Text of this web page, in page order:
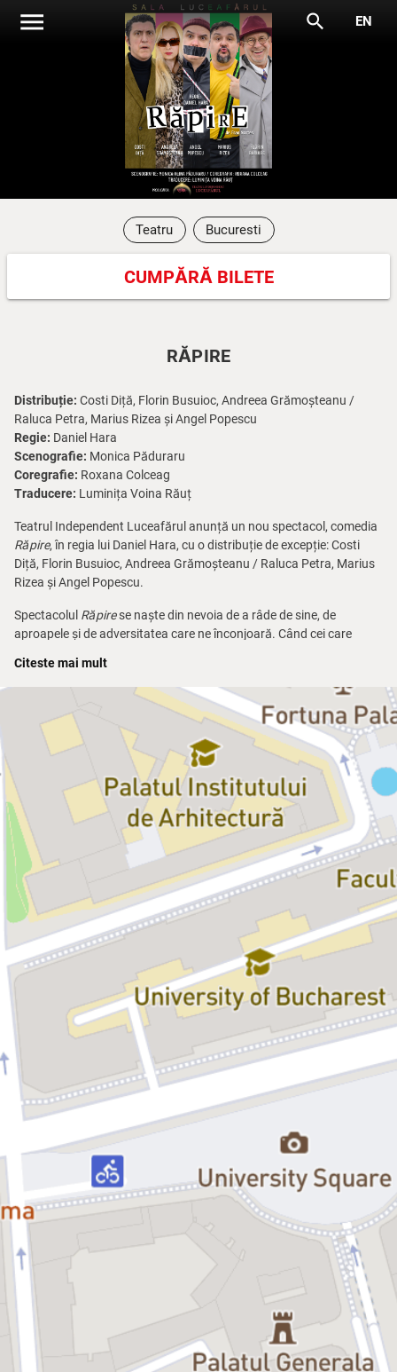
menu search EN
Teatru Bucuresti
CUMPĂRĂ BILETE
RĂPIRE
Distribuție: Costi Diță, Florin Busuioc, Andreea Grămoșteanu /
Raluca Petra, Marius Rizea și Angel Popescu
Regie: Daniel Hara
Scenografie: Monica Păduraru
Coregrafie: Roxana Colceag
Traducere: Luminița Voina Răuț
Teatrul Independent Luceafărul anunță un nou spectacol, comedia
Răpire, în regia lui Daniel Hara, cu o distribuție de excepție: Costi
Diță, Florin Busuioc, Andreea Grămoșteanu / Raluca Petra, Marius
Rizea și Angel Popescu.
Spectacolul Răpirese naște din nevoia de a râde de sine, de
aproapele și de adversitatea care ne înconjoară. Când cei care
mai rămâne nimic de făcut decât să luăm măsuri în acest sens.
Paco, protagonistul nostru, în încercarea disperată de a-și salva
locul de muncă și pentru a evita să-și piardă casa, hotărăște să ia
măsuri extreme, devenind astfel un justițiar, ca Charles Bronson, ca
Batman… Dar Paco nu este nici Charles Bronson, nici Batman, Paco
este doar Paco… un măcelar din piața Latină… este doar un
personaj în spumoasa comedie Răpire, scrisă de Fran Nortes. Iar
noi, la finalul spectacolului, nu avem de ales decât să râdem, să ne
bucurăm, să acceptăm cine suntem și să avem încredere că totul va
fi bine.
Citeste mai mult